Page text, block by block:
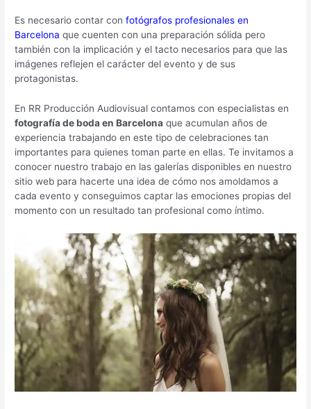
Es necesario contar confotógrafos profesionales en
Barcelona que cuenten con una preparación sólida pero
también con la implicación y el tacto necesarios para que las
imágenes reflejen el carácter del evento y de sus
protagonistas.
En RR Producción Audiovisual contamos con especialistas en
fotografía de boda en Barcelona que acumulan años de
experiencia trabajando en este tipo de celebraciones tan
importantes para quienes toman parte en ellas. Te invitamos a
conocer nuestro trabajo en las galerías disponibles en nuestro
sitio web para hacerte una idea de cómo nos amoldamos a
cada evento y conseguimos captar las emociones propias del
momento con un resultado tan profesional como íntimo.